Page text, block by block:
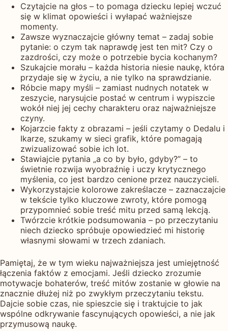
Czytajcie na głos – to pomaga dziecku lepiej wczuć
się w klimat opowieści i wyłapać ważniejsze
momenty.
Zawsze wyznaczajcie główny temat – zadaj sobie
pytanie: o czym tak naprawdę jest ten mit? Czy o
zazdrości, czy może o potrzebie bycia kochanym?
Szukajcie morału – każda historia niesie naukę, która
przydaje się w życiu, a nie tylko na sprawdzianie.
Róbcie mapy myśli – zamiast nudnych notatek w
zeszycie, narysujcie postać w centrum i wypiszcie
wokół niej jej cechy charakteru oraz najważniejsze
czyny.
Kojarzcie fakty z obrazami – jeśli czytamy o Dedalu i
Ikarze, szukamy w sieci grafik, które pomagają
zwizualizować sobie ich lot.
Stawiajcie pytania „a co by było, gdyby?” – to
świetnie rozwija wyobraźnię i uczy krytycznego
myślenia, co jest bardzo cenione przez nauczycieli.
Wykorzystajcie kolorowe zakreślacze – zaznaczajcie
w tekście tylko kluczowe zwroty, które pomogą
przypomnieć sobie treść mitu przed samą lekcją.
Twórzcie krótkie podsumowania – po przeczytaniu
niech dziecko spróbuje opowiedzieć mi historię
własnymi słowami w trzech zdaniach.
Pamiętaj, że w tym wieku najważniejsza jest umiejętność
łączenia faktów z emocjami. Jeśli dziecko zrozumie
motywacje bohaterów, treść mitów zostanie w głowie na
znacznie dłużej niż po zwykłym przeczytaniu tekstu.
Dajcie sobie czas, nie spieszcie się i traktujcie to jak
wspólne odkrywanie fascynujących opowieści, a nie jak
przymusową naukę.